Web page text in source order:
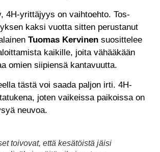
4H-yrittäjyys on vaihtoehto. Tos-
kaksi vuotta sitten perustanut
Tuomas Kervinen suosittelee
kaikille, joita vähääkään
omien siipiensä kantavuutta.
tästä voi saada paljon irti. 4H-
joten vaikeissa paikoissa on
neuvoa.
toivovat, että kesätöistä jäisi